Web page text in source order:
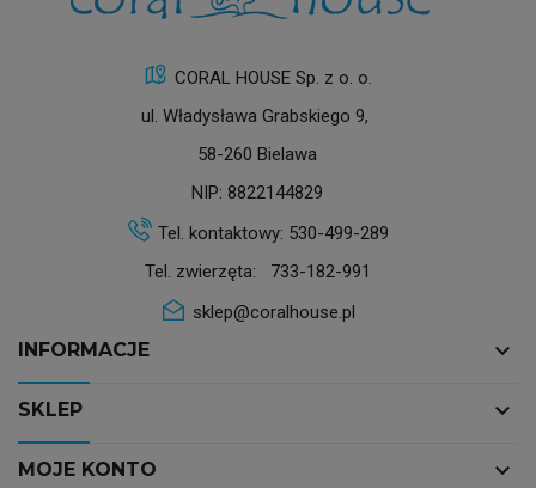
CORAL HOUSE Sp. z o. o.
ul. Władysława Grabskiego 9,
58-260 Bielawa
NIP: 8822144829
Tel. kontaktowy: 530-499-289
Tel. zwierzęta: 733-182-991
sklep@coralhouse.pl
INFORMACJE keyboard_arrow_down
SKLEP keyboard_arrow_down
MOJE KONTO keyboard_arrow_down